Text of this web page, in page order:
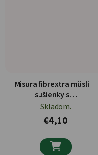
Misura fibrextra müsli
sušienky s
obilninami,čokoládou a
ovocím 230g
Skladom.
€4,10
